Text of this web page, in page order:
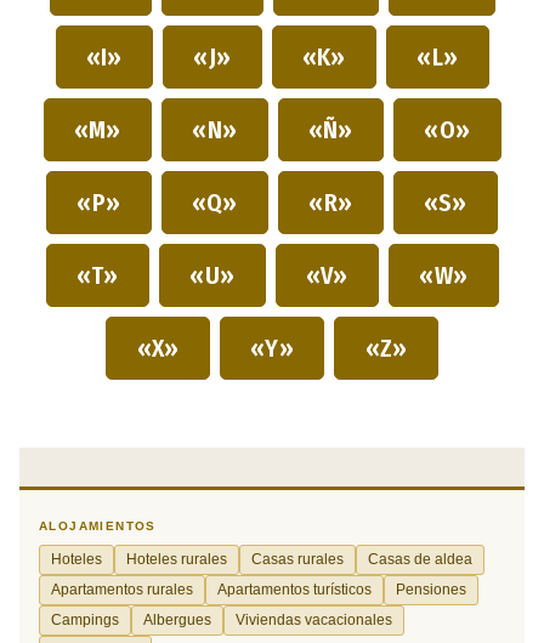
«I» «J» «K» «L»
«M» «N» «Ñ» «O»
«P» «Q» «R» «S»
«T» «U» «V» «W»
«X» «Y» «Z»